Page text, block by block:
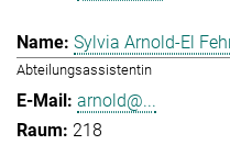
Sylvia Arnold-El
Abteilungsassistentin
arnold@...
218